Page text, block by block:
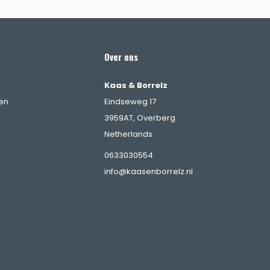
Over ons
Kaas & Borrelz
Eindseweg 17
3959AT, Overberg
Netherlands
0633030554
info@kaasenborrelz.nl